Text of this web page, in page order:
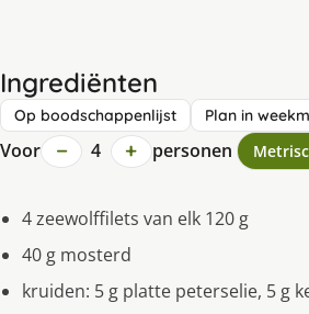
Ingrediënten
Op boodschappenlijst Plan in
Voor − 4 + personen
4 zeewolffilets van elk 120 g
40 g mosterd
kruiden: 5 g platte peterselie, 5 g